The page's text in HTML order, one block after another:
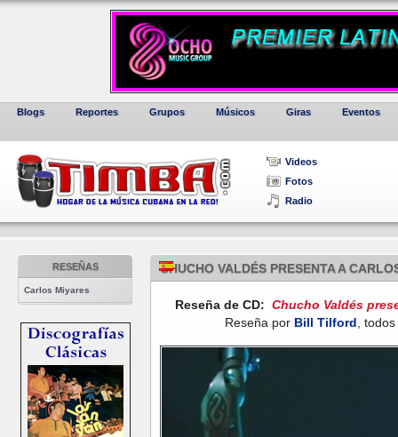
Blogs Reportes Grupos Músicos Giras Eventos
Videos
Fotos
Radio
RESEÑAS
Carlos Miyares
CHUCHO VALDÉS PRESENTA A
Reseña de CD: Chucho Valdés
Reseña por Bill Tilford ,